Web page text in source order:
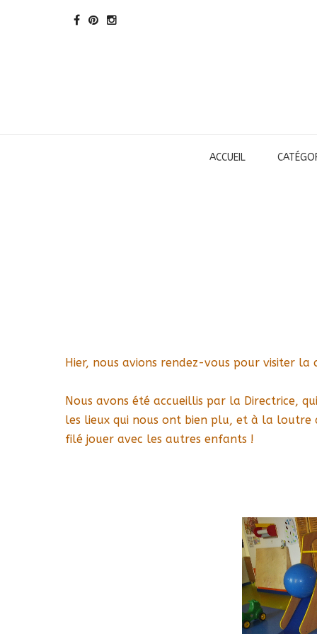
ACCUEIL
Hier, nous avions rendez-vous pour visiter
Nous avons été accueillis par la Directrice,
les lieux qui nous ont bien plu, et à la loutre
filé jouer avec les autres enfants !